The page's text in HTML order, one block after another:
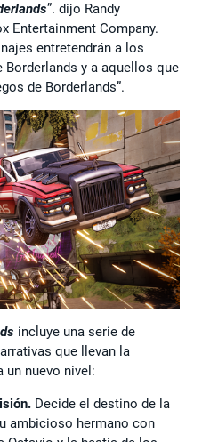
”. dijo Randy
Entertainment Company.
entretendrán a los
y a aquellos que
de Borderlands”.
incluye una serie de
que llevan la
un nuevo nivel:
Decide el destino de la
ambicioso hermano con